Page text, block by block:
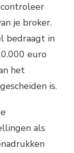
je broker.
bedraagt in
euro
het
is.
als